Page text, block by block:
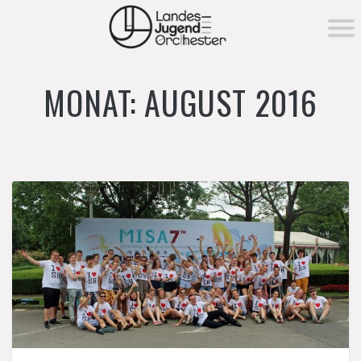
Aktuelle Konzerte
MITSPIELEN
Videos
NEWS
DAS ORCHESTER ▾
Über das Orchester
Orchester­vorstand
Unser Dirigent
Tutti Pro-Orchesterpatenschaft
FÖRDERUNG ▾
Förderung
→ Förderverein
MEHR ▾
Instrumentenverleih
Notenverleih
MONAT:AUGUST 2016